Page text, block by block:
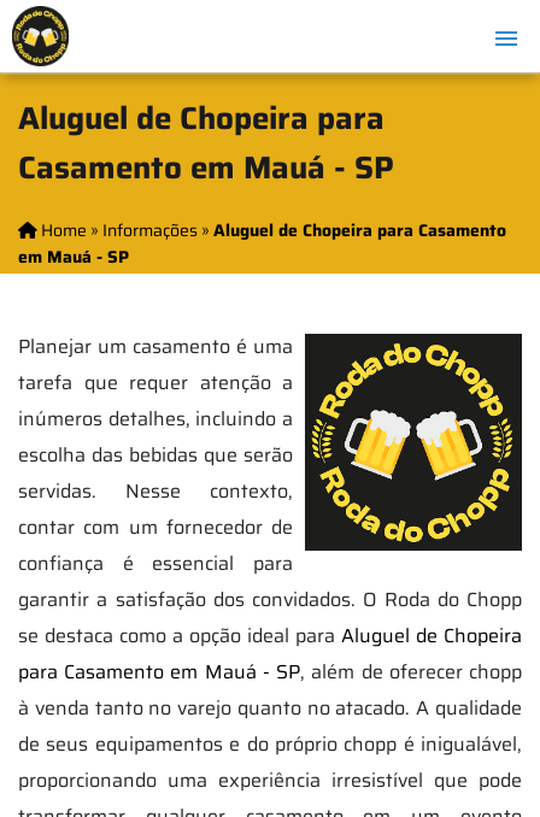
Aluguel de Chopeira para
Casamento em Mauá - SP
Home » Informações»Aluguel de Chopeira para Casamento
em Mauá - SP
Planejar um casamento é uma
tarefa que requer atenção a
inúmeros detalhes, incluindo a
escolha das bebidas que serão
servidas. Nesse contexto,
contar com um fornecedor de
confiança é essencial para
garantir a satisfação dos convidados. O Roda do Chopp
se destaca como a opção ideal para Aluguel de Chopeira
para Casamento em Mauá - SP, além de oferecer chopp
à venda tanto no varejo quanto no atacado. A qualidade
de seus equipamentos e do próprio chopp é inigualável,
proporcionando uma experiência irresistível que pode